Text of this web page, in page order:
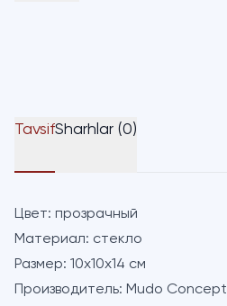
TavsifSharhlar (0)
Цвет: прозрачный
Материал: стекло
Размер: 10х10х14 см
Производитель: Mudo Concept